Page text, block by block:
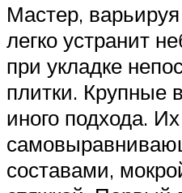
Мастер,
легко устранит
при укладке
плитки. Крупные
иного подхода.
составами,